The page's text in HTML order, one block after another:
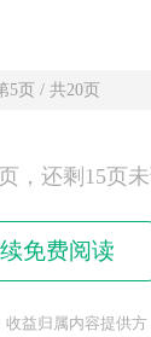
5页 / 共20页
，还剩15页
免费阅读
益归属内容提供